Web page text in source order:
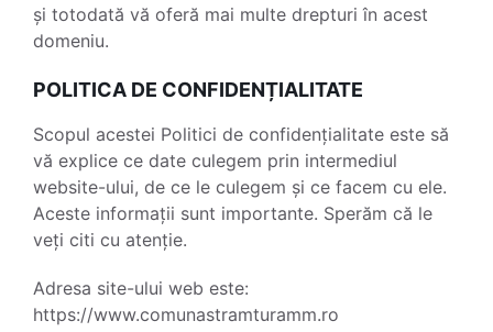
și totodată vă oferă mai multe drepturi în acest
domeniu.
POLITICA DE CONFIDENȚIALITATE
Scopul acestei Politici de confidențialitate este să
vă explice ce date culegem prin intermediul
website-ului, de ce le culegem și ce facem cu ele.
Aceste informații sunt importante. Sperăm că le
veți citi cu atenție.
Adresa site-ului web este:
https://www.comunastramturamm.ro